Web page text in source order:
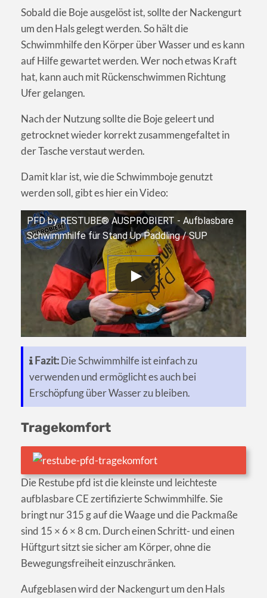
Sobald die Boje ausgelöst ist, sollte der Nackengurt
um den Hals gelegt werden. So hält die
Schwimmhilfe den Körper über Wasser und es kann
auf Hilfe gewartet werden. Wer noch etwas Kraft
hat, kann auch mit Rückenschwimmen Richtung
Ufer gelangen.
Nach der Nutzung sollte die Boje geleert und
getrocknet wieder korrekt zusammengefaltet in
der Tasche verstaut werden.
Damit klar ist, wie die Schwimmboje genutzt
werden soll, gibt es hier ein Video:
PFD by RESTUBE® AUSPROBIERT - Aufblasbare
Schwimmhilfe für Stand Up Paddling / SUP
Fazit:Die Schwimmhilfe ist einfach zu
verwenden und ermöglicht es auch bei
Erschöpfung über Wasser zu bleiben.
Tragekomfort
Die Restube pfd ist die kleinste und leichteste
aufblasbare CE zertifizierte Schwimmhilfe. Sie
bringt nur 315 g auf die Waage und die Packmaße
sind 15 × 6 × 8 cm. Durch einen Schritt- und einen
Hüftgurt sitzt sie sicher am Körper, ohne die
Bewegungsfreiheit einzuschränken.
Aufgeblasen wird der Nackengurt um den Hals